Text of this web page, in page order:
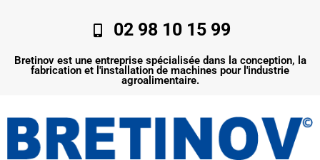
02 98 10 15 99
Bretinov est une entreprise spécialisée dans la conception, la
fabrication et l'installation de machines pour l'industrie
agroalimentaire.